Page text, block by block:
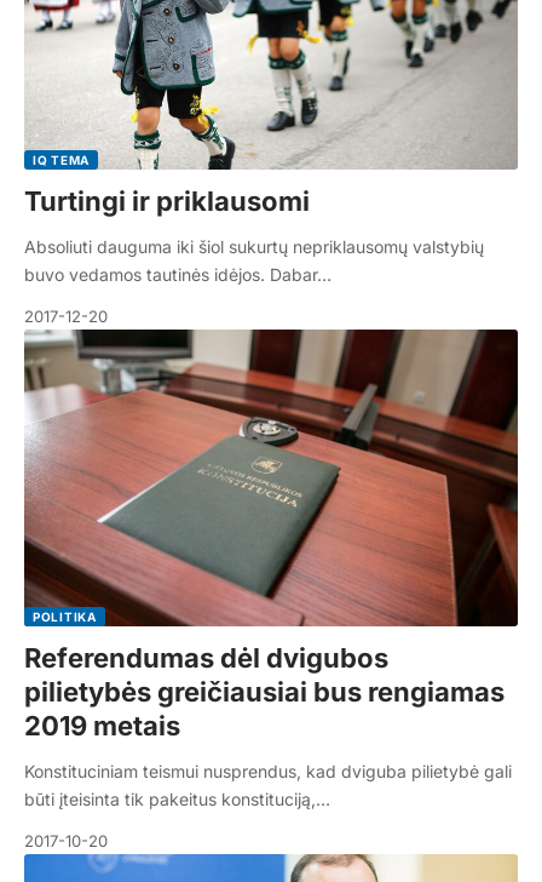
IQ TEMA
Turtingi ir priklausomi
Absoliuti dauguma iki šiol sukurtų nepriklausomų valstybių
buvo vedamos tautinės idėjos. Dabar…
2017-12-20
POLITIKA
Referendumas dėl dvigubos
pilietybės greičiausiai bus rengiamas
2019 metais
Konstituciniam teismui nusprendus, kad dviguba pilietybė gali
būti įteisinta tik pakeitus konstituciją,…
2017-10-20